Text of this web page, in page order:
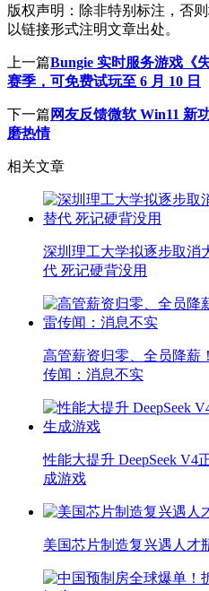
版权声明： 除非特别标注，否
以链接形式注明文章出处。
上一篇Bungie 实时服务游戏《
赛季，可免费试玩至 6 月 10 日
下一篇 网友反馈微软 Win11 新
磨热情
相关文章
深圳理工大学拟逐步取消
代 死记硬背没用
高管薪资归零、全员降薪
传闻：消息不实
性能大提升 DeepSeek V4
成游戏
美国芯片制造复兴遇人才